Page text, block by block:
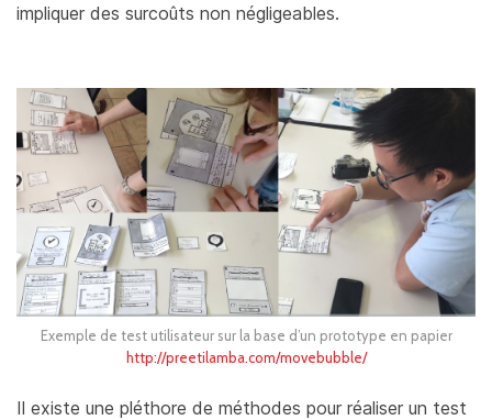
impliquer des surcoûts non négligeables.
Exemple de test utilisateur sur la base d’un prototype en papier
http://preetilamba.com/movebubble/
Il existe une pléthore de méthodes pour réaliser un test